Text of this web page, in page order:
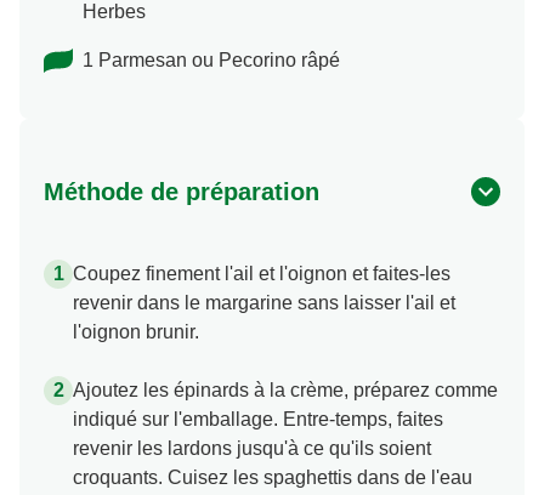
Herbes
1 Parmesan ou Pecorino râpé
Méthode de préparation
Coupez finement l'ail et l'oignon et faites-les
revenir dans le margarine sans laisser l'ail et
l'oignon brunir.
Ajoutez les épinards à la crème, préparez comme
indiqué sur l'emballage. Entre-temps, faites
revenir les lardons jusqu'à ce qu'ils soient
croquants. Cuisez les spaghettis dans de l'eau